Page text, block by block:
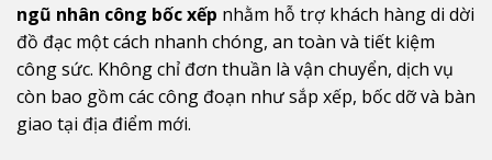
ngũ nhân công bốc xếp nhằm hỗ trợ khách hàng di dời
đồ đạc một cách nhanh chóng, an toàn và tiết kiệm
công sức. Không chỉ đơn thuần là vận chuyển, dịch vụ
còn bao gồm các công đoạn như sắp xếp, bốc dỡ và bàn
giao tại địa điểm mới.